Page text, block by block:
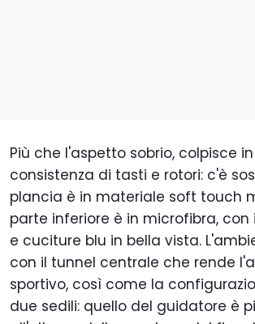
Più che l'aspetto sobrio, colpisce
consistenza di tasti e rotori: c'è
plancia è in materiale soft touch
parte inferiore è in microfibra, con
e cuciture blu in bella vista.
con il tunnel centrale che rende
sportivo, così come la
due sedili: quello del guidatore è